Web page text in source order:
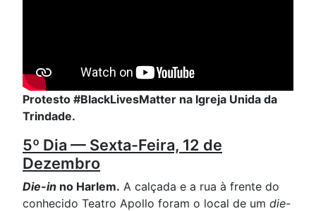
Protesto #BlackLivesMatter na Igreja Unida da
Trindade.
5º Dia — Sexta-Feira, 12 de
Dezembro
Die-in no Harlem. A calçada e a rua à frente do
conhecido Teatro Apollo foram o local de um die-